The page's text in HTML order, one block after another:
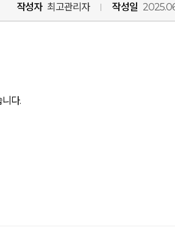
작성자 최고관리자 작성일
다.